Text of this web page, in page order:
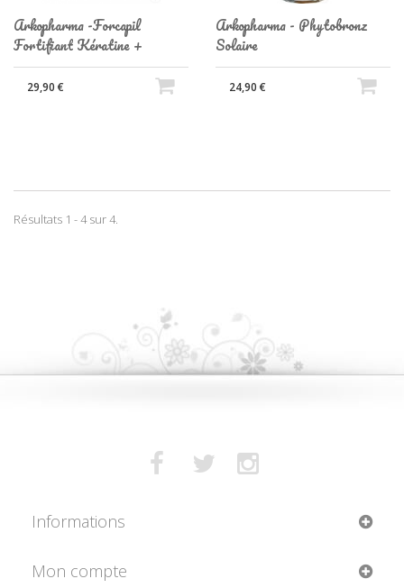
Arkopharma -Forcapil
Fortifiant Kératine +
29,90 €
Arkopharma - Phytobronz
Solaire
24,90 €
Résultats 1 - 4 sur 4.
Informations
Mon compte